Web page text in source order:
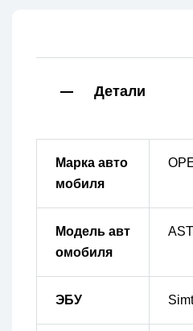
Детали
Марка авто
мобиля
Модель авт
омобиля
ЭБУ